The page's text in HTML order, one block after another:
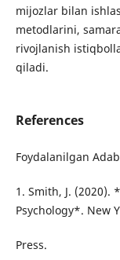
mijozlar bilan
metodlarini,
rivojlanish
qiladi.
References
Foydalanilgan
1. Smith, J. (2020).
Psychology*. New
Press.